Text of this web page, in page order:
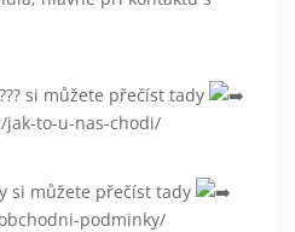
si můžete přečíst tady
to-u-nas-chodi/
si můžete přečíst tady
podminky/